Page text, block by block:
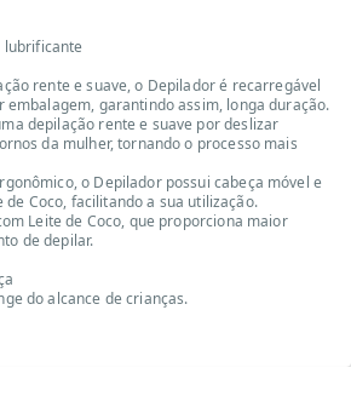
lubrificante
rente e suave, o Depilador é recarregável
embalagem, garantindo assim, longa duração.
depilação rente e suave por deslizar
da mulher, tornando o processo mais
o Depilador possui cabeça móvel e
Coco, facilitando a sua utilização.
Leite de Coco, que proporciona maior
de depilar.
do alcance de crianças.